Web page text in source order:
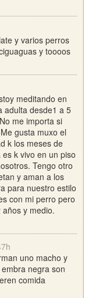
y varios perros
y toooos
meditando en
adulta desde1 a 5
me importa si
gusta muxo el
k los meses de
k vivo en un piso
Tengo otro
y aman a los
para nuestro estilo
con mi perro pero
y medio.
uno macho y
negra son
comida